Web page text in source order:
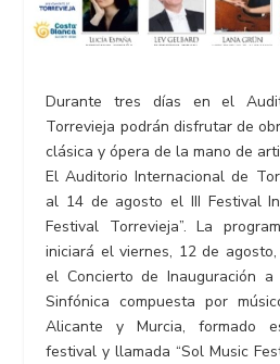
Durante tres días en el
Torrevieja podrán disfrutar de
clásica y ópera de la mano de
El Auditorio Internacional de
al 14 de agosto el III Festival
Festival Torrevieja”. La
iniciará el viernes, 12 de
el Concierto de Inauguración
Sinfónica compuesta por
Alicante y Murcia, formado
festival y llamada “Sol Music